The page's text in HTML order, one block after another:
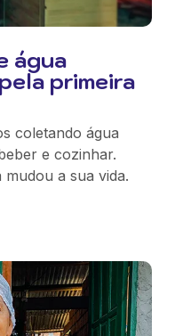
água
primeira
coletando água
e cozinhar.
mudou a sua vida.